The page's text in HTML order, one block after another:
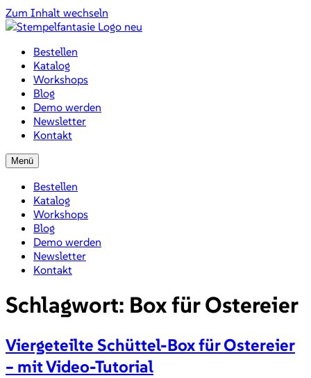
Zum Inhalt wechseln
Bestellen
Katalog
Workshops
Blog
Demo werden
Newsletter
Kontakt
Menü
Bestellen
Katalog
Workshops
Blog
Demo werden
Newsletter
Kontakt
Schlagwort: Box für Ostereier
Viergeteilte Schüttel-Box für Ostereier
– mit Video-Tutorial